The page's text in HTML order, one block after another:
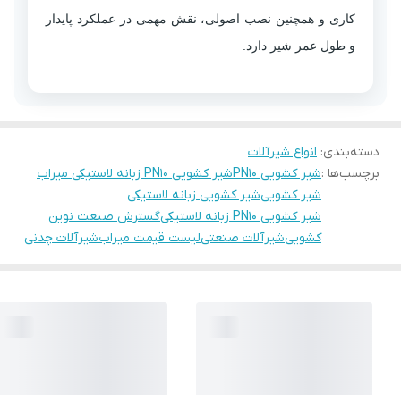
کاری و همچنین نصب اصولی، نقش مهمی در عملکرد پایدار
و طول عمر شیر دارد.
دسته‌بندی: انواع شیرآلات
برچسب‌ها :شیر کشویی PN10
شیر کشویی PN10 زبانه لاستیکی میراب
شیر کشوییشیر کشویی زبانه لاستیکی
شیر کشویی PN10 زبانه لاستیکی
گسترش صنعت نوین
کشوییشیرآلات صنعتیلیست قیمت میرابشیرآلات چدنی